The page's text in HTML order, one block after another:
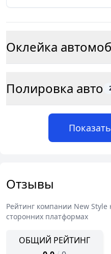
Оклейка
Полировка авто
Отзывы
Рейтинг компании New Style
сторонних платформах
ОБЩИЙ РЕЙТИНГ